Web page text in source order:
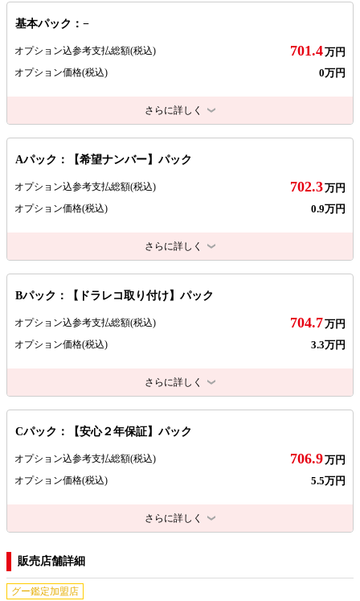
基本パック：−
オプション込参考支払総額(税込) 701.4万円
オプション価格(税込) 0万円
さらに詳しく
Aパック：【希望ナンバー】パック
オプション込参考支払総額(税込) 702.3万円
オプション価格(税込) 0.9万円
さらに詳しく
Bパック：【ドラレコ取り付け】パック
オプション込参考支払総額(税込) 704.7万円
オプション価格(税込) 3.3万円
さらに詳しく
Cパック：【安心２年保証】パック
オプション込参考支払総額(税込) 706.9万円
オプション価格(税込) 5.5万円
さらに詳しく
販売店舗詳細
グー鑑定加盟店